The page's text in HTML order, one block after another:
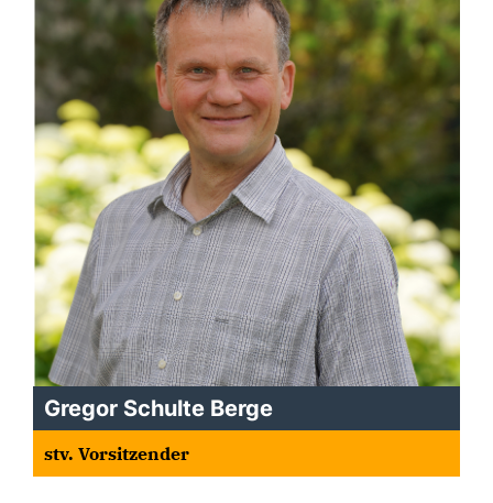
Gregor Schulte Berge
stv. Vorsitzender